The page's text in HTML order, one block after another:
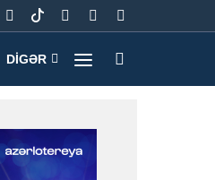
DIGƏR